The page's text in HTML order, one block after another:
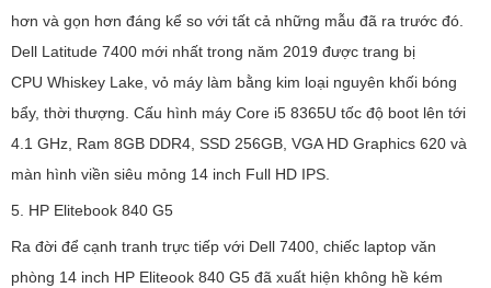
hơn và gọn hơn đáng kể so với tất cả những mẫu đã ra trước đó.
Dell Latitude 7400 mới nhất trong năm 2019 được trang bị
CPU Whiskey Lake, vỏ máy làm bằng kim loại nguyên khối bóng
bẩy, thời thượng. Cấu hình máy Core i5 8365U tốc độ boot lên tới
4.1 GHz, Ram 8GB DDR4, SSD 256GB, VGA HD Graphics 620 và
màn hình viền siêu mỏng 14 inch Full HD IPS.
5. HP Elitebook 840 G5
Ra đời để cạnh tranh trực tiếp với Dell 7400, chiếc laptop văn
phòng 14 inch HP Eliteook 840 G5 đã xuất hiện không hề kém